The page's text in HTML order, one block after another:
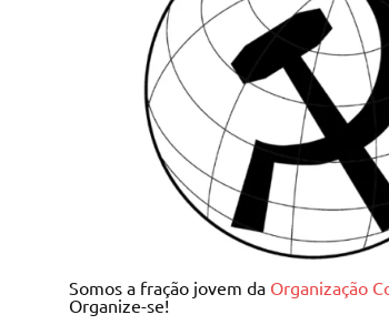
Juventude
Somos a fração jovem da Organização
Organize-se!